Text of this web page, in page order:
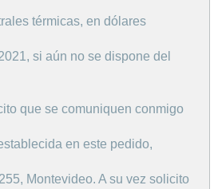
térmicas, en dólares
si aún no se dispone del
que se comuniquen conmigo
en este pedido,
Montevideo. A su vez solicito